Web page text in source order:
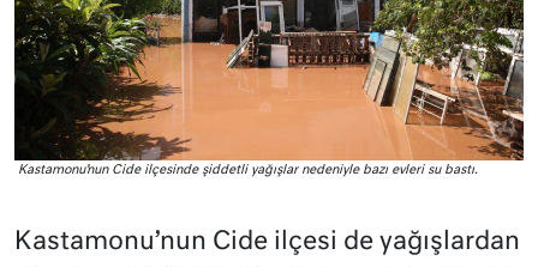
Kastamonu’nun Cide ilçesinde şiddetli yağışlar nedeniyle bazı evleri su bastı.
Kastamonu’nun Cide ilçesi de yağışlardan